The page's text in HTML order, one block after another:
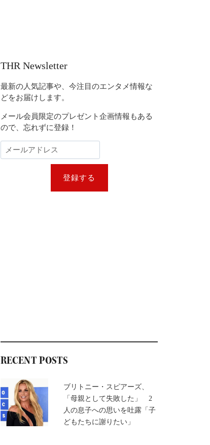
THR Newsletter
最新の人気記事や、今注目のエンタメ情報な
どをお届けします。
メール会員限定のプレゼント企画情報もある
ので、忘れずに登録！
登録する
RECENT POSTS
ブリトニー・スピアーズ、
「母親として失敗した」 2
人の息子への思いを吐露「子
どもたちに謝りたい」